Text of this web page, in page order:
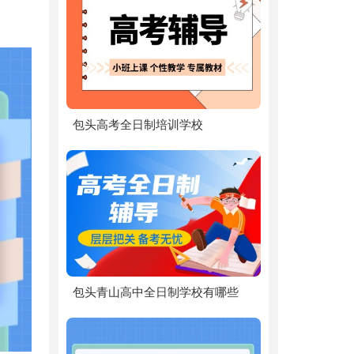
包头高考全日制培训学校
包头青山高中全日制学校有哪些